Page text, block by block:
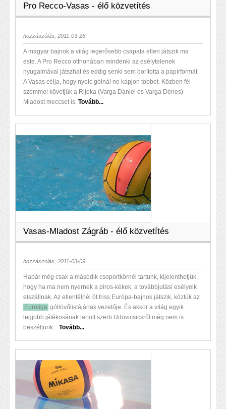
Pro Recco-Vasas - élő közvetítés
hozzászólás, 2011-03-26
A magyar bajnok a világ legerősebb csapata ellen játszik ma
este. A Pro Recco otthonában mindenki az esélytelenek
nyugalmával játszhat és eddig senki sem borította a papírformát.
A Vasas célja, hogy nyolc gólnál ne kapjon többet. Közben fél
szemmel követjük a Rijeka (Varga Dániel és Varga Dénes)-
Mladost meccset is. Tovább...
Vasas-Mladost Zágráb - élő közvetítés
hozzászólás, 2011-03-09
Habár még csak a második csoportkörnél tartunk, kijelenthetjük,
hogy ha ma nem nyernek a piros-kékek, a továbbjutási esélyeik
elszállnak. Az ellenfélnél öt friss Európa-bajnok játszik, köztük az
Euroliga góllövőlistájának vezetője. És akkor a világ egyik
legjobb játékosának tartott szerb Udovicsicsről még nem is
beszéltünk... Tovább...